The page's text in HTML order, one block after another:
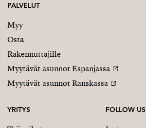
PALVELUT
Myy
Osta
Rakennuttajille
Myytävät asunnot Espanjassa
Myytävät asunnot Ranskassa
YRITYS FOLLOW US